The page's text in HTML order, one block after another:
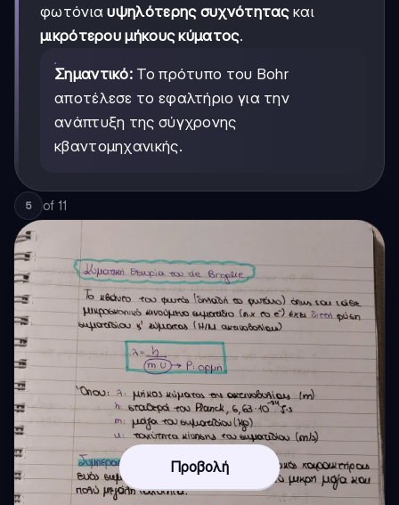
φωτόνιαυψηλότερης συχνότηταςκαι
μικρότερου μήκους κύματος.
Σημαντικό: Το πρότυπο του Bohr
αποτέλεσε το εφαλτήριο για την
ανάπτυξη της σύγχρονης
κβαντομηχανικής.
5 of 11
Προβολή